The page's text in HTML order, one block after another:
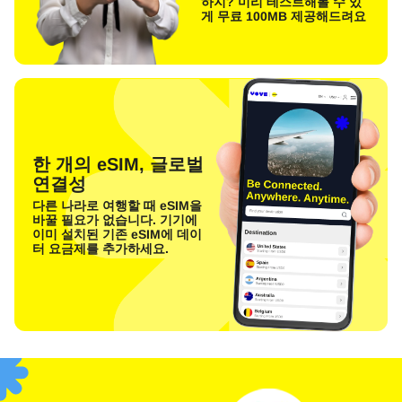
게 무료 100MB 제공해드려요
한 개의 eSIM, 글로벌
연결성
다른 나라로 여행할 때 eSIM을
바꿀 필요가 없습니다. 기기에
이미 설치된 기존 eSIM에 데이
터 요금제를 추가하세요.